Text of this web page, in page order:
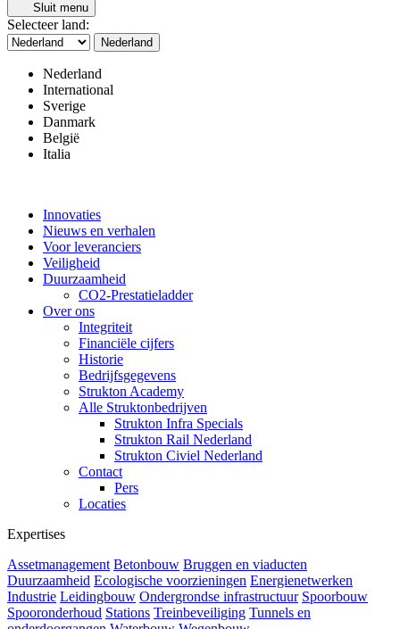
Sluit menu
Selecteer land:
Nederland
Nederland
International
Sverige
Danmark
België
Italia
Innovaties
Nieuws en verhalen
Voor leveranciers
Veiligheid
Duurzaamheid
CO2-Prestatieladder
Over ons
Integriteit
Financiële cijfers
Historie
Bedrijfsgegevens
Strukton Academy
Alle Struktonbedrijven
Strukton Infra Specials
Strukton Rail Nederland
Strukton Civiel Nederland
Contact
Pers
Locaties
Expertises
Assetmanagement Betonbouw Bruggen en viaducten
Duurzaamheid Ecologische voorzieningen Energienetwerken
Industrie Leidingbouw Ondergrondse infrastructuur Spoorbouw
Spooronderhoud Stations Treinbeveiliging Tunnels en